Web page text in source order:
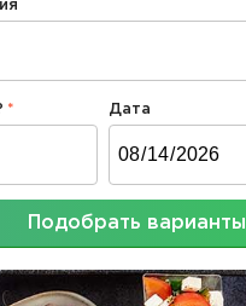
Дата
Подобрать варианты